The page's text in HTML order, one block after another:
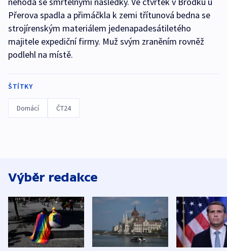
Přerova spadla a přimáčkla k zemi třítunová bedna se
strojírenským materiálem jedenapadesátiletého
majitele expediční firmy. Muž svým zraněním rovněž
podlehl na místě.
ŠTÍTKY
Domácí ČT24
Výběr redakce